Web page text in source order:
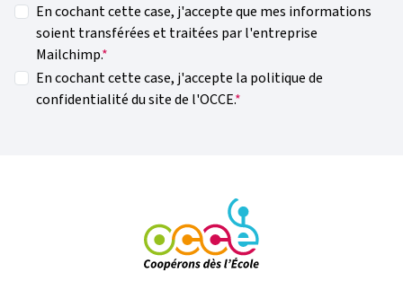
En cochant cette case, j'accepte que mes informations
soient transférées et traitées par l'entreprise
Mailchimp.
En cochant cette case, j'accepte la politique de
confidentialité du site de l'OCCE.